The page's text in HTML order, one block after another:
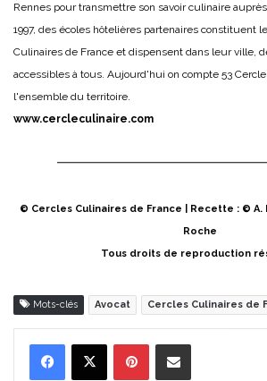
Rennes pour transmettre son savoir culinaire
1997, des écoles hôtelières partenaires constituent
Culinaires de France et dispensent dans leur ville,
accessibles à tous. Aujourd'hui on compte 53
l'ensemble du territoire.
www.cercleculinaire.com
© Cercles Culinaires de France | Recette : © A.
Roche
Tous droits de reproduction
Mots-clés Avocat Cercles Culinaires de